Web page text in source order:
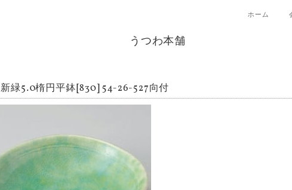
ホーム
うつわ本舗
新緑5.0楕円平鉢[830] 54-26-527向付